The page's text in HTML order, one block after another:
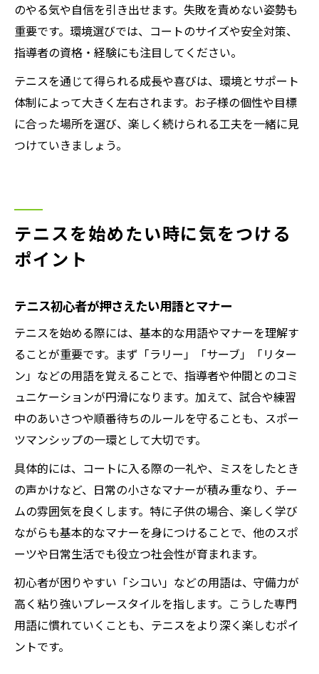
のやる気や自信を引き出せます。失敗を責めない姿勢も
重要です。環境選びでは、コートのサイズや安全対策、
指導者の資格・経験にも注目してください。
テニスを通じて得られる成長や喜びは、環境とサポート
体制によって大きく左右されます。お子様の個性や目標
に合った場所を選び、楽しく続けられる工夫を一緒に見
つけていきましょう。
テニスを始めたい時に気をつける
ポイント
テニス初心者が押さえたい用語とマナー
テニスを始める際には、基本的な用語やマナーを理解す
ることが重要です。まず「ラリー」「サーブ」「リター
ン」などの用語を覚えることで、指導者や仲間とのコミ
ュニケーションが円滑になります。加えて、試合や練習
中のあいさつや順番待ちのルールを守ることも、スポー
ツマンシップの一環として大切です。
具体的には、コートに入る際の一礼や、ミスをしたとき
の声かけなど、日常の小さなマナーが積み重なり、チー
ムの雰囲気を良くします。特に子供の場合、楽しく学び
ながらも基本的なマナーを身につけることで、他のスポ
ーツや日常生活でも役立つ社会性が育まれます。
初心者が困りやすい「シコい」などの用語は、守備力が
高く粘り強いプレースタイルを指します。こうした専門
用語に慣れていくことも、テニスをより深く楽しむポイ
ントです。